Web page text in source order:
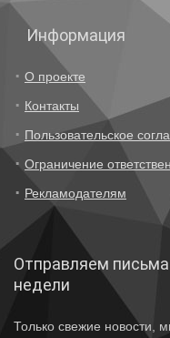
Информация
О проекте
Контакты
Пользовательское
Ограничение
Рекламодателям
Отправляем
недели
Только свежие новости,